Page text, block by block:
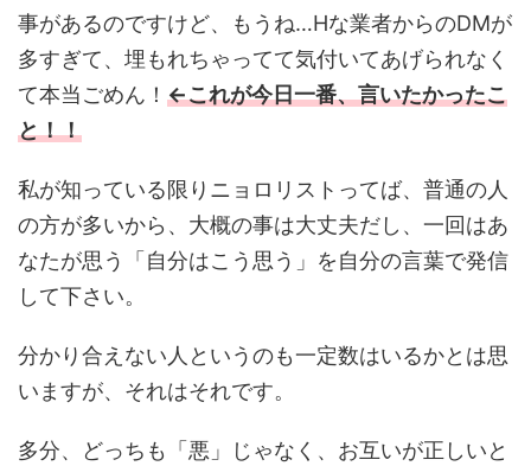
事があるのですけど、もうね…Hな業者からのDMが
多すぎて、埋もれちゃってて気付いてあげられなく
て本当ごめん！ ←これが今日一番、言いたかったこ
と！！
私が知っている限りニョロリストってば、普通の人
の方が多いから、大概の事は大丈夫だし、一回はあ
なたが思う「自分はこう思う」を自分の言葉で発信
して下さい。
分かり合えない人というのも一定数はいるかとは思
いますが、それはそれです。
多分、どっちも「悪」じゃなく、お互いが正しいと